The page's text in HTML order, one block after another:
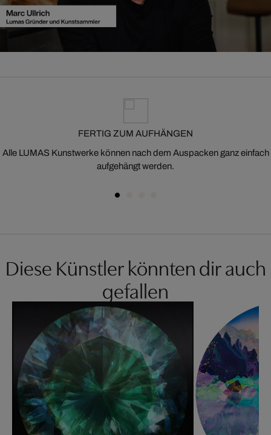
FERTIG ZUM AUFHÄNGEN
Alle LUMAS Kunstwerke können nach dem Auspacken ganz einfach
aufgehängt werden.
Diese Künstler könnten dir auch
gefallen